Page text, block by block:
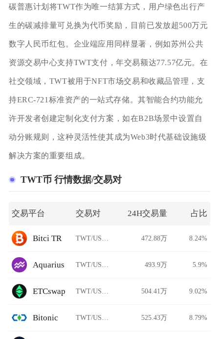
碳普惠计划将TWT作为唯一结算方式，用户绿色出行产
生的碳减排量可兑换为代币奖励，目前已发放超500万元
数字人民币红包。企业端应用同样显著，例如苏州公共
资源交易中心支持TWT支付，年交易额达77.57亿元。在
社交领域，TWT被用于NFT市场交易和收藏品管理，支
持ERC-721标准资产的一站式存储。其智能合约功能允
许开发者创建定制化支付方案，如在B2B场景中设置自
动分账规则，这种灵活性使其成为Web3时代基础设施级
解决方案的重要组成。
TWT币 行情数据/交易对
交易平台 交易对 24H交易量 占比
Bitci TR 472.88万 8.24%
Aquarius 493.9万 5.9%
ETCswap 504.41万 9.02%
Bitonic 525.43万 8.79%